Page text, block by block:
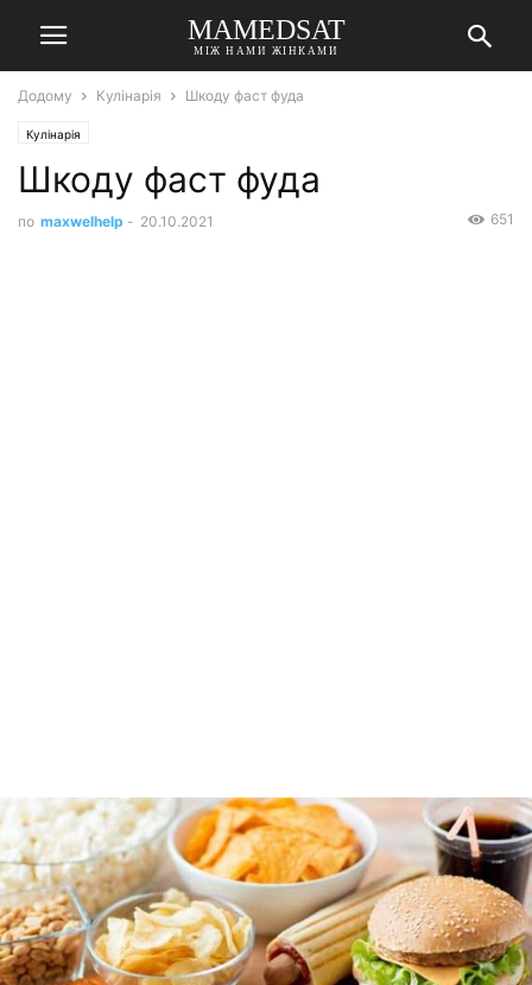
MAMEDSAT
МІЖ НАМИ ЖІНКАМИ
Додому Кулінарія Шкоду фаст фуда
Кулінарія
Шкоду фаст фуда
по maxwelhelp - 20.10.2021 651